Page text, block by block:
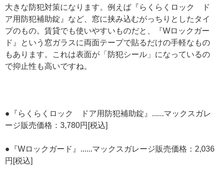
大きな防犯対策になります。例えば『らくらくロック ド
ア用防犯補助錠』など、窓に挟み込むがっちりとしたタイ
プのもの。賃貸でも使いやすいものだと、『Wロックガー
ド』という窓ガラスに両面テープで貼るだけの手軽なもの
もあります。これは表面が「防犯シール」になっているの
で抑止性も高いですね。
●『らくらくロック ドア用防犯補助錠』......マックスガレ
ージ販売価格：3,780円[税込]
●『Wロックガード』......マックスガレージ販売価格：2,036
円[税込]